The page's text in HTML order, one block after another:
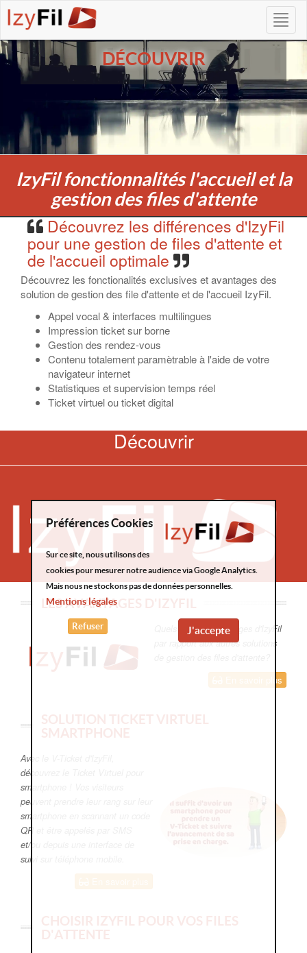
DÉCOUVRIR
IzyFil fonctionnalités l'accueil et la
gestion des files d'attente
Découvrez les différences d'IzyFil
pour une gestion de files d'attente et
de l'accueil optimale
Découvrez les fonctionalités exclusives et avantages des
solution de gestion des file d'attente et de l'accueil IzyFil.
Appel vocal & interfaces multilingues
Impression ticket sur borne
Gestion des rendez-vous
Contenu totalement paramètrable à l'aide de votre
navigateur internet
Statistiques et supervision temps réel
Ticket virtuel ou ticket digital
Découvrir
LES AVANTAGES D'IZYFIL
Quels sont les avantages d'IzyFil
par rapport aux autres solutions
En savoir plus
SOLUTION TICKET VIRTUEL
SMARTPHONE
Avec le V-Ticket d'IzyFil,
découvrez le Ticket Virtuel pour
smartphone ! Vos visiteurs
peuvent prendre leur rang sur leur
smartphone en scannant un code
QR et être appelés par SMS
et/ou depuis une interface de
suivi sur téléphone mobile.
CHOISIR IZYFIL POUR VOS FILES
D'ATTENTE
Préférences Cookies
Sur ce site, nous utilisons des
cookies pour mesurer notre audience via Google Analytics.
Mais nous ne stockons pas de données personnelles.
Mentions légales
J'accepte
Refuser